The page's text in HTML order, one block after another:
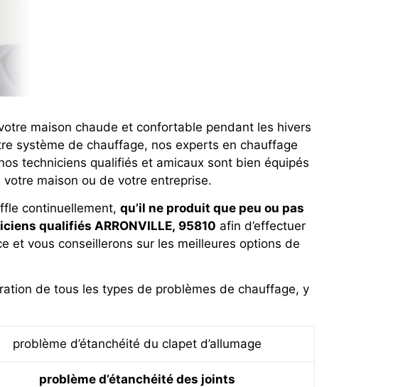
maison chaude et confortable pendant les hivers
système de chauffage, nos experts en chauffage
techniciens qualifiés et amicaux sont bien équipés
maison ou de votre entreprise.
continuellement, qu’il ne produit que peu ou pas
qualifiés ARRONVILLE, 95810 afin d’effectuer
et vous conseillerons sur les meilleures options de
de tous les types de problèmes de chauffage, y
problème d’étanchéité du clapet d’allumage
problème d’étanchéité des joints